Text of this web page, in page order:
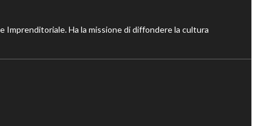
Ha la missione di diffondere la cultura